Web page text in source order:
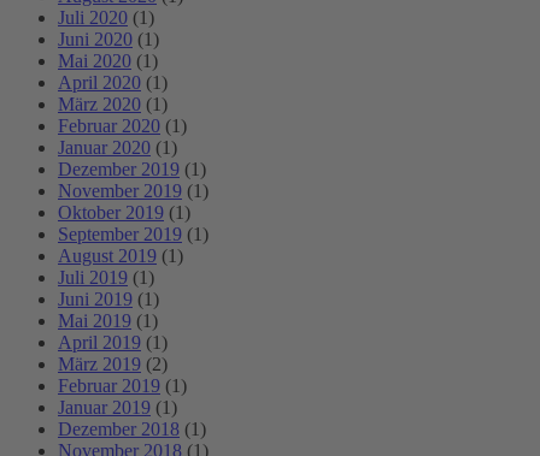
Juli 2020 (1)
Juni 2020 (1)
Mai 2020 (1)
April 2020 (1)
März 2020 (1)
Februar 2020 (1)
Januar 2020 (1)
Dezember 2019 (1)
November 2019 (1)
Oktober 2019 (1)
September 2019 (1)
August 2019 (1)
Juli 2019 (1)
Juni 2019 (1)
Mai 2019 (1)
April 2019 (1)
März 2019 (2)
Februar 2019 (1)
Januar 2019 (1)
Dezember 2018 (1)
November 2018 (1)